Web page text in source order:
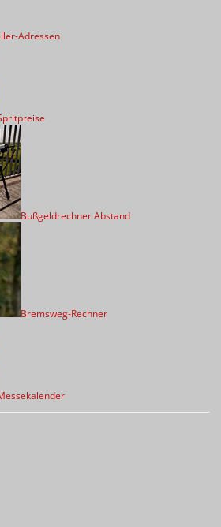
Adressen
Bußgeldrechner Abstand
Bremsweg-Rechner